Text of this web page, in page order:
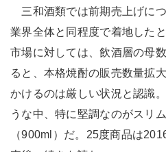
三和酒類では前期売上げにつ
業界全体と同程度で着地したと
市場に対しては、飲酒層の母数
ると、本格焼酎の販売数量拡
かけるのは厳しい状況と認識
うな中、特に堅調なのがスリ
（900ml）だ。25度商品は